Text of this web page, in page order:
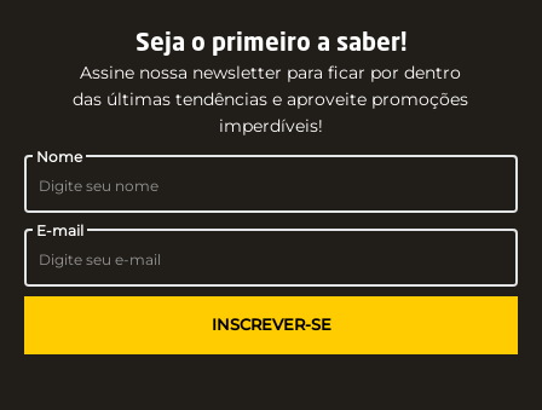
Seja o primeiro a saber!
Assine nossa newsletter para ficar por dentro
das últimas tendências e aproveite promoções
imperdíveis!
Nome
E-mail
INSCREVER-SE